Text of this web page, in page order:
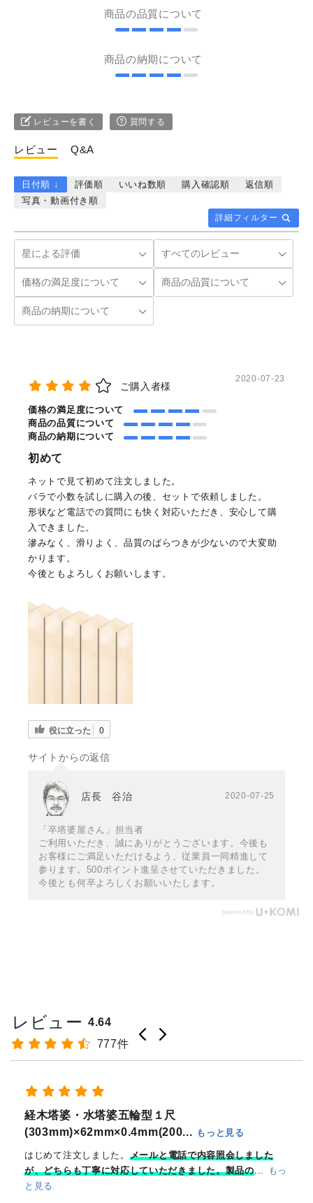
商品の品質について
商品の納期について
レビューを書く 質問する
レビュー Q&A
詳細フィルター
日付順 ↓ 評価順 いいね数順 購入確認順
返信順
写真・動画付き順
ご購入者様
2020-07-23
価格の満足度について
商品の品質について
商品の納期について
初めて
ネットで見て初めて注文しました。
バラで小数を試しに購入の後、セットで依頼しました。
形状など電話での質問にも快く対応いただき、安心して購
入できました。
滲みなく、滑りよく、品質のばらつきが少ないので大変助
かります。
今後ともよろしくお願いします。
役に立った 0
サイトからの返信
店長 谷治 2020-07-25
「卒塔婆屋さん」担当者
ご利用いただき、誠にありがとうございます。今後も
お客様にご満足いただけるよう、従業員一同精進して
参ります。500ポイント進呈させていただきました。
今後とも何卒よろしくお願いいたします。
レビュー 4.64
777件
御朱印は急な対応にならざるを得ない場合が多く助かります
けん様
奉拝印